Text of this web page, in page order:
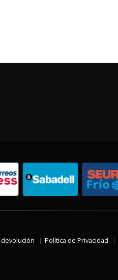
Política de Privacidad